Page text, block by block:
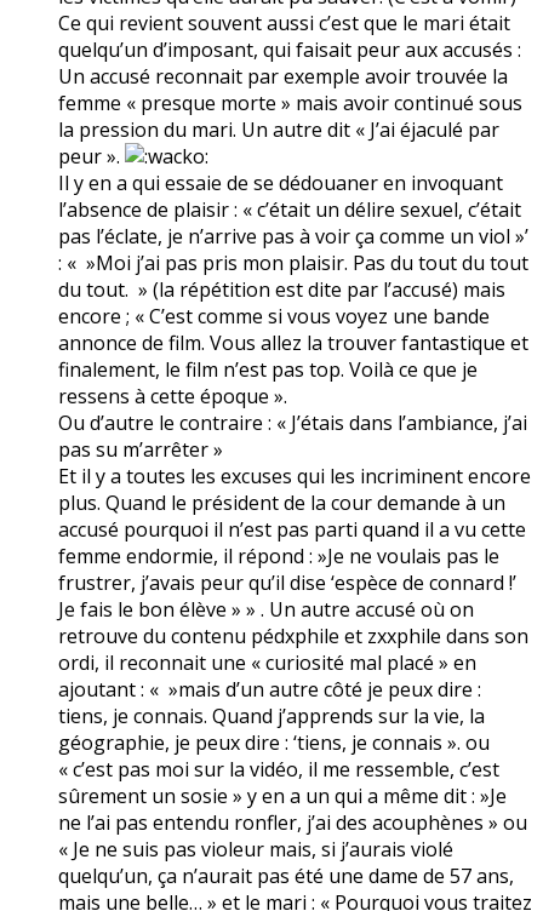
Ce qui revient souvent aussi c’est que le mari était
quelqu’un d’imposant, qui faisait peur aux accusés :
Un accusé reconnait par exemple avoir trouvée la
femme « presque morte » mais avoir continué sous
la pression du mari. Un autre dit « J’ai éjaculé par
peur ».
Il y en a qui essaie de se dédouaner en invoquant
l’absence de plaisir : « c’était un délire sexuel, c’était
pas l’éclate, je n’arrive pas à voir ça comme un viol »’
: « »Moi j’ai pas pris mon plaisir. Pas du tout du tout
du tout. » (la répétition est dite par l’accusé) mais
encore ; « C’est comme si vous voyez une bande
annonce de film. Vous allez la trouver fantastique et
finalement, le film n’est pas top. Voilà ce que je
ressens à cette époque ».
Ou d’autre le contraire : « J’étais dans l’ambiance, j’ai
pas su m’arrêter »
Et il y a toutes les excuses qui les incriminent encore
plus. Quand le président de la cour demande à un
accusé pourquoi il n’est pas parti quand il a vu cette
femme endormie, il répond : »Je ne voulais pas le
frustrer, j’avais peur qu’il dise ‘espèce de connard !’
Je fais le bon élève » » . Un autre accusé où on
retrouve du contenu pédxphile et zxxphile dans son
ordi, il reconnait une « curiosité mal placé » en
ajoutant : « »mais d’un autre côté je peux dire :
tiens, je connais. Quand j’apprends sur la vie, la
géographie, je peux dire : ‘tiens, je connais ». ou
« c’est pas moi sur la vidéo, il me ressemble, c’est
sûrement un sosie » y en a un qui a même dit : »Je
ne l’ai pas entendu ronfler, j’ai des acouphènes » ou
« Je ne suis pas violeur mais, si j’aurais violé
quelqu’un, ça n’aurait pas été une dame de 57 ans,
mais une belle… » et le mari : « Pourquoi vous traitez